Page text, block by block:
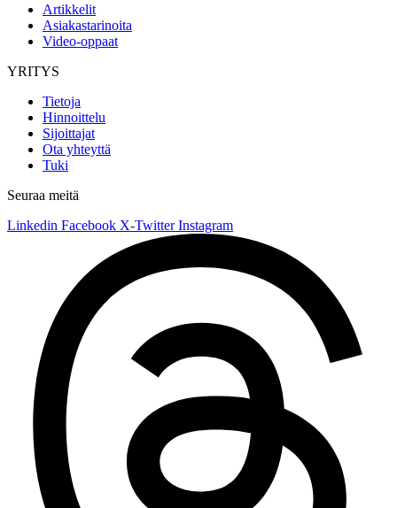
Artikkelit
Asiakastarinoita
Video-oppaat
YRITYS
Tietoja
Hinnoittelu
Sijoittajat
Ota yhteyttä
Tuki
Seuraa meitä
Linkedin Facebook X-Twitter Instagram